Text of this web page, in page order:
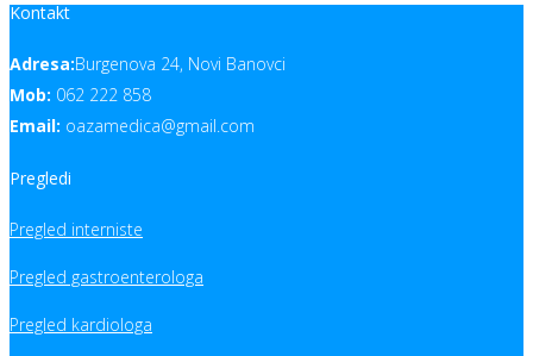
Kontakt
Adresa:Burgenova 24, Novi Banovci
Mob: 062 222 858
Email: oazamedica@gmail.com
Pregledi
Pregled interniste
Pregled gastroenterologa
Pregled kardiologa